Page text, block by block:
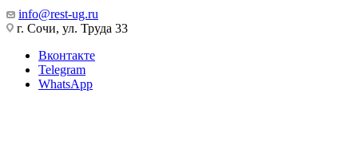
info@rest-ug.ru
г. Сочи, ул. Труда 33
Вконтакте
Telegram
WhatsApp